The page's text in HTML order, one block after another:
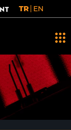
TR EN